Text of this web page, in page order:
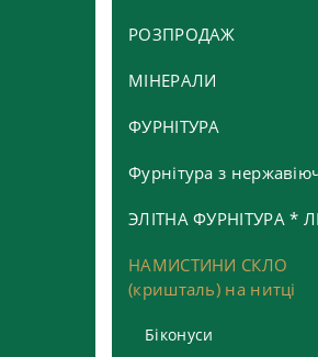
РОЗПРОДАЖ
МІНЕРАЛИ
Іоліт
Авантюрин
Авантюрин зелений
Авантюрин коричневий
Агат
Агат *морозний*,
Агат глянцевий
Агат грань
Азурит
Азурмалахіт
ФУРНІТУРА
Бейли
Бусина металічна
Бусина пластикова
Фурнітура з
ЭЛІТНА ФУРНІТУРА *
Бейли
НАМИСТИНИ СКЛО
(кришталь) на нитці
Біконуси